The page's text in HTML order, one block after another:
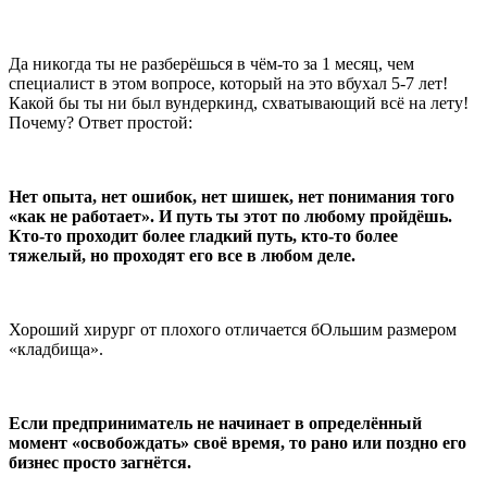
Да никогда ты не разберёшься в чём-то за 1 месяц, чем
специалист в этом вопросе, который на это вбухал 5-7 лет!
Какой бы ты ни был вундеркинд, схватывающий всё на лету!
Почему? Ответ простой:
Нет опыта, нет ошибок, нет шишек, нет понимания того
«как не работает». И путь ты этот по любому пройдёшь.
Кто-то проходит более гладкий путь, кто-то более
тяжелый, но проходят его все в любом деле.
Хороший хирург от плохого отличается бОльшим размером
«кладбища».
Если предприниматель не начинает в определённый
момент «освобождать» своё время, то рано или поздно его
бизнес просто загнётся.